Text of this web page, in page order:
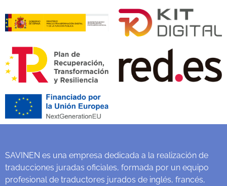
SAVINEN es una empresa dedicada a la realización de
traducciones juradas oficiales, formada por un equipo
profesional de traductores jurados de inglés, francés,